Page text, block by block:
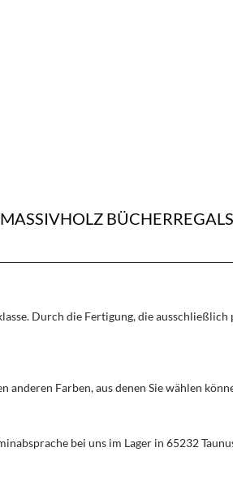
Durch die Fertigung, die
anderen Farben, aus denen Sie wählen
bei uns im Lager in 65232